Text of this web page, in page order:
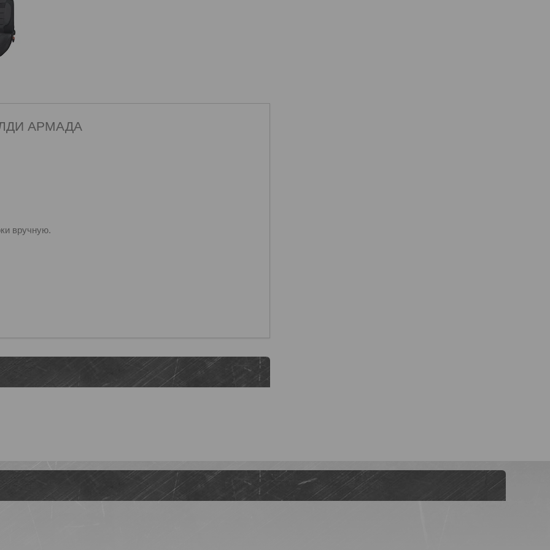
АРМАДА
вручную.